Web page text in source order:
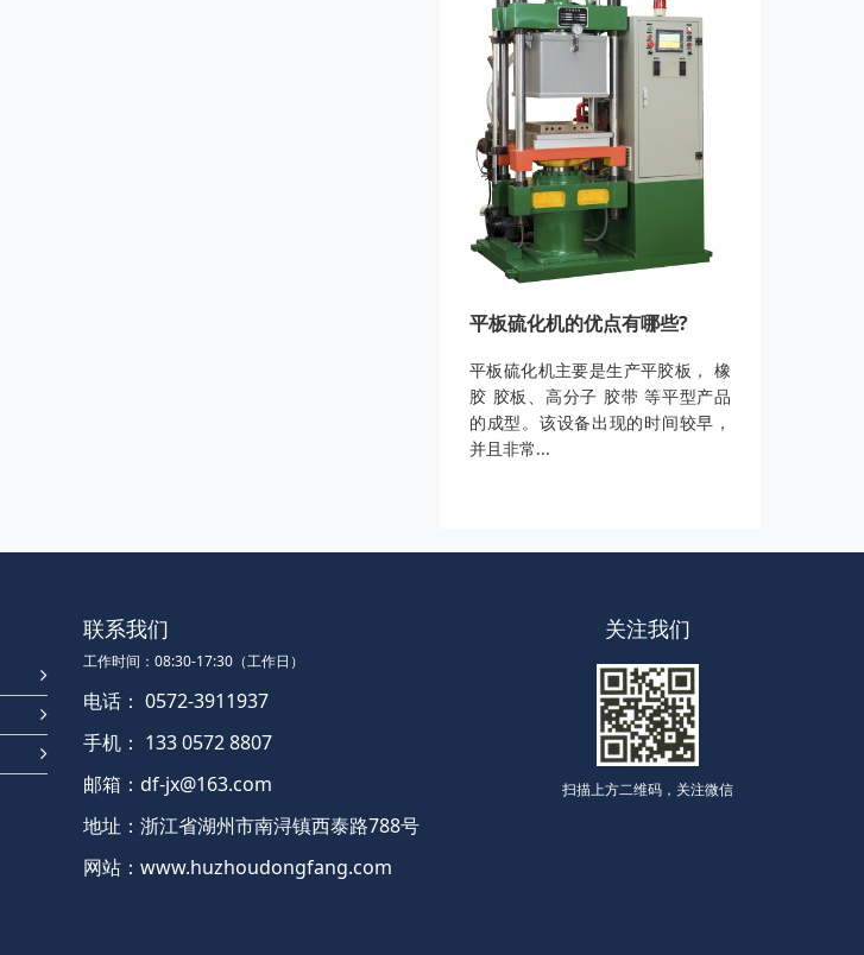
平板硫化机的优点有哪些?
平板硫化机主要是生产平胶板， 橡
胶 胶板、高分子 胶带 等平型产品
的成型。该设备出现的时间较早，
并且非常...
联系我们
工作时间：08:30-17:30（工作日）
电话： 0572-3911937
手机： 133 0572 8807
邮箱：df-jx@163.com
地址：浙江省湖州市南浔镇西泰路788号
网站：www.huzhoudongfang.com
关注我们
扫描上方二维码，关注微信